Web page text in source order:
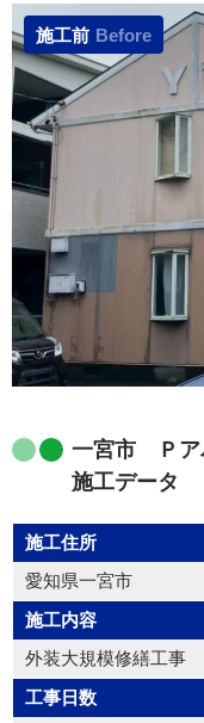
施工前 Before
一宮市 Ｐア
施工データ
施工住所
愛知県一宮市
施工内容
外装大規模修繕工事
工事日数